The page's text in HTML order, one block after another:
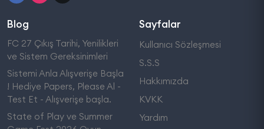
Blog
FC 27 Çıkış Tarihi, Yenilikleri
ve Sistem Gereksinimleri
Sistemi Anla Alışverişe Başla
! Hediye Papers, Please Al -
Test Et - Alışverişe başla.
State of Play ve Summer
Sayfalar
Kullanıcı Sözleşmesi
S.S.S
Hakkımızda
KVKK
Yardım